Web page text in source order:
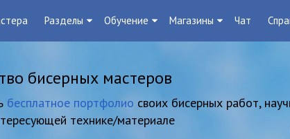
Разделы Обучение Магазины Чат
бисерных мастеров
бесплатное портфолио своих бисерных работ,
технике/материале